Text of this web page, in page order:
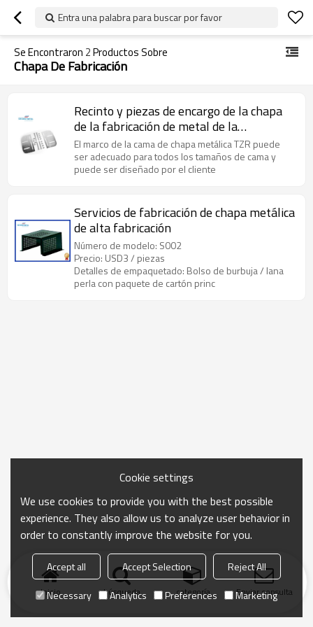
Entra una palabra para buscar por favor
Se Encontraron 2Productos Sobre
Chapa De Fabricación
Recinto y piezas de encargo de la chapa
de la fabricación de metal de la
maquinaria del CNC del OEM
El marco de la cama de chapa metálica TZR puede
ser adecuado para todos los tamaños de cama y
puede ser diseñado por el cliente
Servicios de fabricación de chapa metálica
de alta fabricación
Número de modelo: S002
Precio: USD3 / piezas
Detalles de empaquetado: Bolso de burbuja / lana
perla con paquete de cartón princ
Inicio búsqueda categoría Enviar consulta
Cookie settings
We use cookies to provide you with the best possible
experience. They also allow us to analyze user behavior in
order to constantly improve the website for you.
Accept all Accept Selection
Reject All
Necessary
Analytics Preferences Marketing